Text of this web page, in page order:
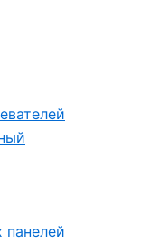
панелей